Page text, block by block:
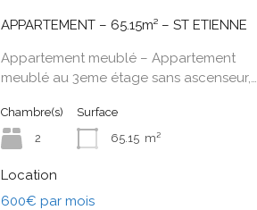
APPARTEMENT – 65.15m² – ST ETIENNE
Appartement meublé – Appartement
meublé au 3eme étage sans ascenseur,…
Chambre(s)
2
Surface
65.15 m²
Location
600€ par mois